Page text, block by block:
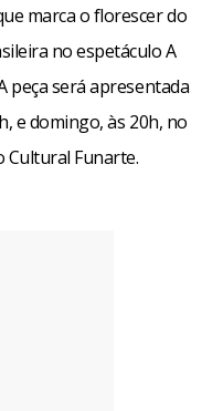
marca o florescer do
no espetáculo A
peça será apresentada
e domingo, às 20h, no
Cultural Funarte.